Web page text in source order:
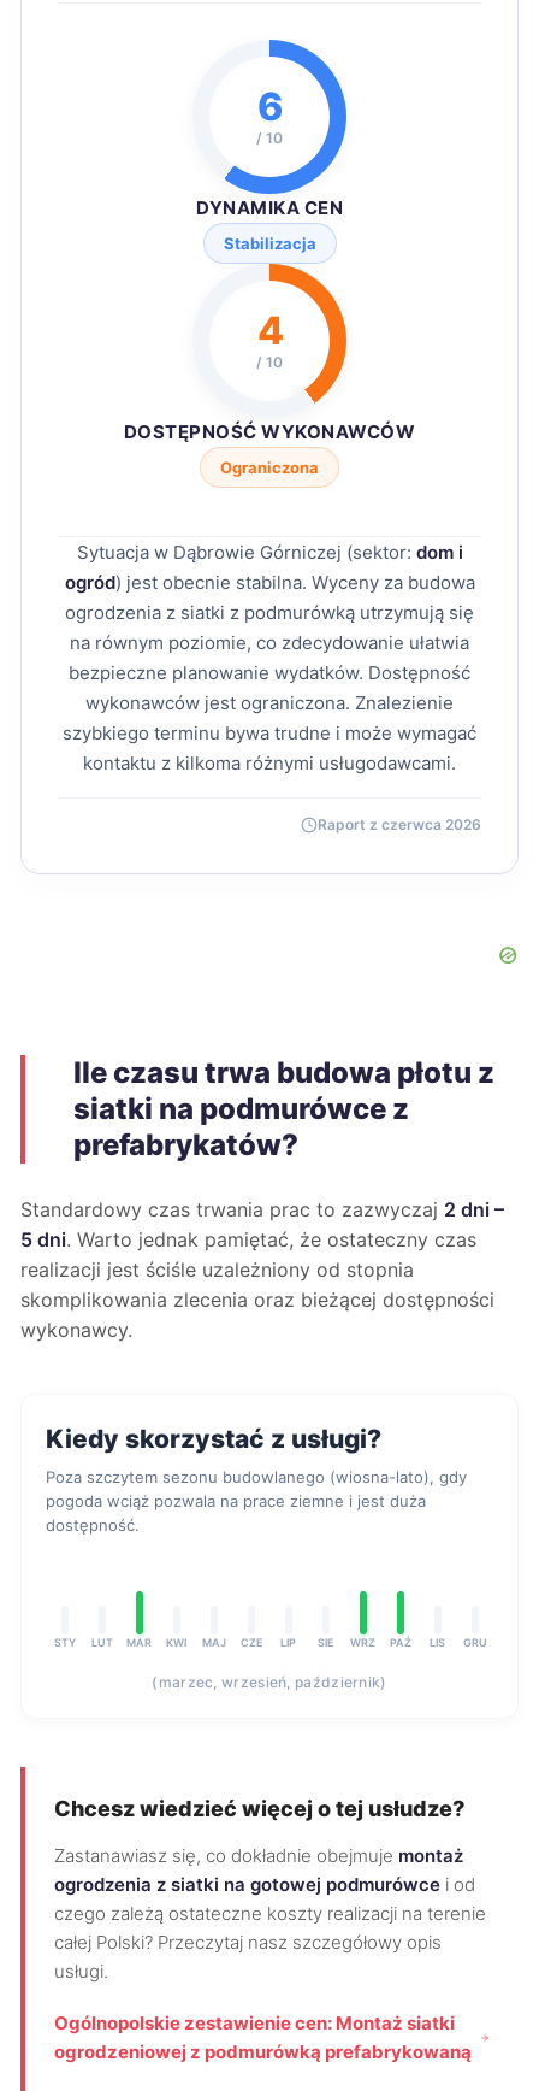
6
/ 10
DYNAMIKA CEN
Stabilizacja
4
/ 10
DOSTĘPNOŚĆ WYKONAWCÓW
Ograniczona
Sytuacja w Dąbrowie Górniczej (sektor: dom i
ogród) jest obecnie stabilna. Wyceny za budowa
ogrodzenia z siatki z podmurówką utrzymują się
na równym poziomie, co zdecydowanie ułatwia
bezpieczne planowanie wydatków. Dostępność
wykonawców jest ograniczona. Znalezienie
szybkiego terminu bywa trudne i może wymagać
kontaktu z kilkoma różnymi usługodawcami.
Raport z czerwca 2026
Ile czasu trwa budowa płotu z
siatki na podmurówce z
prefabrykatów?
Standardowy czas trwania prac to zazwyczaj 2 dni –
5 dni. Warto jednak pamiętać, że ostateczny czas
realizacji jest ściśle uzależniony od stopnia
skomplikowania zlecenia oraz bieżącej dostępności
wykonawcy.
Kiedy skorzystać z usługi?
Poza szczytem sezonu budowlanego (wiosna-lato), gdy
pogoda wciąż pozwala na prace ziemne i jest duża
dostępność.
STY LUT MAR KWI MAJ CZE LIP SIE WRZ PAŹ LIS GRU
(marzec, wrzesień, październik)
Chcesz wiedzieć więcej o tej usłudze?
Zastanawiasz się, co dokładnie obejmuje montaż
ogrodzenia z siatki na gotowej podmurówce i od
czego zależą ostateczne koszty realizacji na terenie
całej Polski? Przeczytaj nasz szczegółowy opis
usługi.
Ogólnopolskie zestawienie cen: Montaż siatki
ogrodzeniowej z podmurówką prefabrykowaną